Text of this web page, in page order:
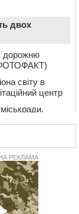
двох
дорожню
(ФОТОФАКТ)
світу в
центр
перебоїв у
служб
тонн
РЕКЛАМА